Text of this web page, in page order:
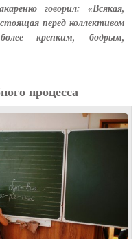
говорил: «Всякая,
перед коллективом
крепким, бодрым,
процесса